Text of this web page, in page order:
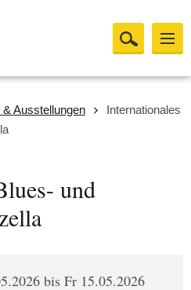
Ausstellungen
Internationales
und
bis Fr 15.05.2026